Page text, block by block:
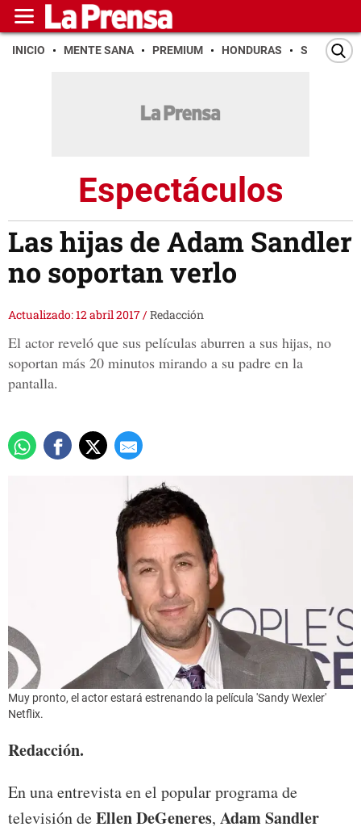
INICIO MENTE SANA PREMIUM HONDURAS SAN PEDRO
Espectáculos
Las hijas de Adam Sandler
no soportan verlo
Actualizado: 12 abril 2017/Redacción
El actor reveló que sus películas aburren a sus hijas, no
soportan más 20 minutos mirando a su padre en la
pantalla.
Muy pronto, el actor estará estrenando la película 'Sandy Wexler'
Netflix.
Redacción.
En una entrevista en el popular programa de
televisión deEllen DeGeneres, Adam Sandler